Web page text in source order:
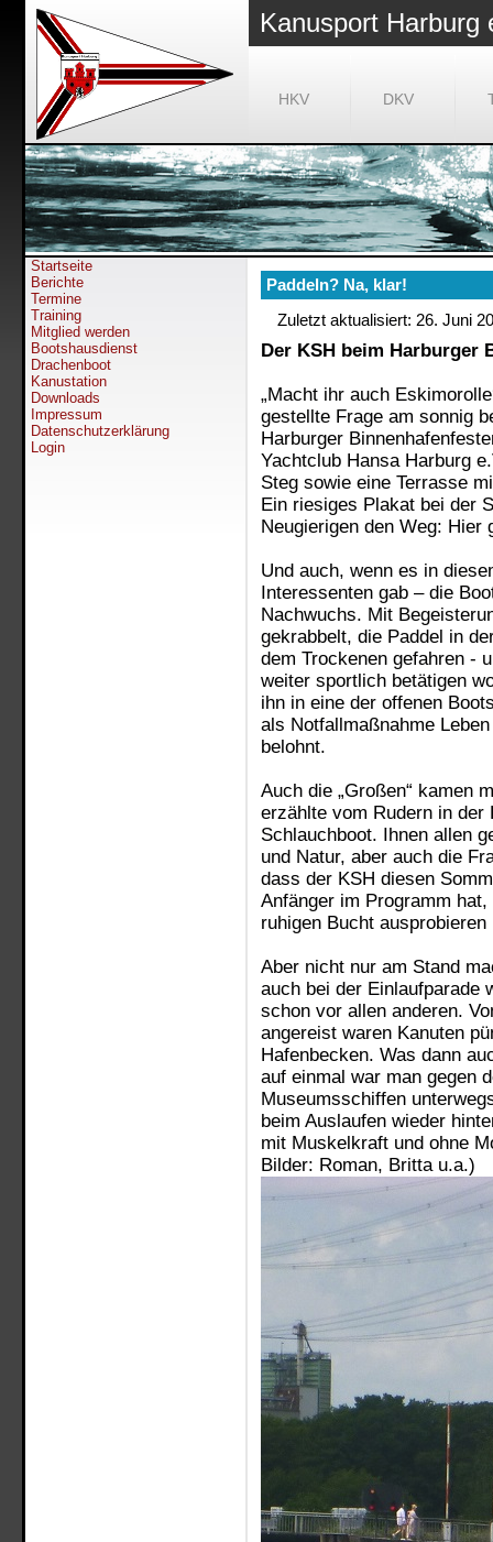
Kanusport Harburg
HKV DKV
Startseite
Berichte
Termine
Training
Mitglied werden
Bootshausdienst
Drachenboot
Kanustation
Downloads
Impressum
Datenschutzerklärung
Login
Paddeln? Na, klar!
Zuletzt aktualisiert: 26. Juni
Der KSH beim Harburger
„Macht ihr auch
gestellte Frage am sonnig
Harburger
Yachtclub Hansa Harburg
Steg sowie eine Terrasse
Ein riesiges Plakat bei der
Neugierigen den Weg: Hier
Und auch, wenn es in
Interessenten gab – die
Nachwuchs. Mit
gekrabbelt, die Paddel in
dem Trockenen gefahren -
weiter sportlich betätigen
ihn in eine der offenen
als Notfallmaßnahme
belohnt.
Auch die „Großen“ kamen
erzählte vom Rudern in
Schlauchboot. Ihnen allen
und Natur, aber auch die
dass der KSH diesen
Anfänger im Programm
ruhigen Bucht ausprobieren
Aber nicht nur am Stand
auch bei der Einlaufparade
schon vor allen anderen.
angereist waren Kanuten
Hafenbecken. Was dann
auf einmal war man gegen
Museumsschiffen
beim Auslaufen wieder
mit Muskelkraft und ohne
Bilder: Roman, Britta u.a.)